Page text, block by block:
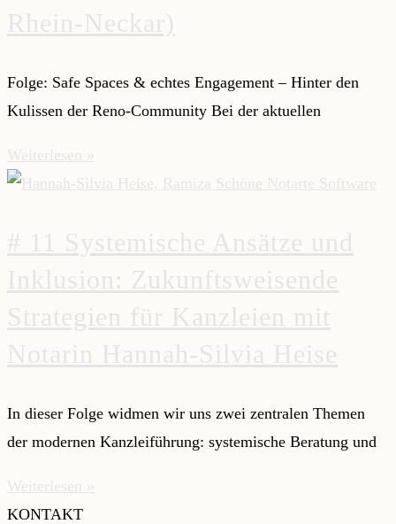
Rhein-Neckar)
Folge: Safe Spaces & echtes Engagement – Hinter den
Kulissen der Reno-Community Bei der aktuellen
Weiterlesen »
# 11 Systemische Ansätze und
Inklusion: Zukunftsweisende
Strategien für Kanzleien mit
Notarin Hannah-Silvia Heise
In dieser Folge widmen wir uns zwei zentralen Themen
der modernen Kanzleiführung: systemische Beratung und
Weiterlesen »
KONTAKT